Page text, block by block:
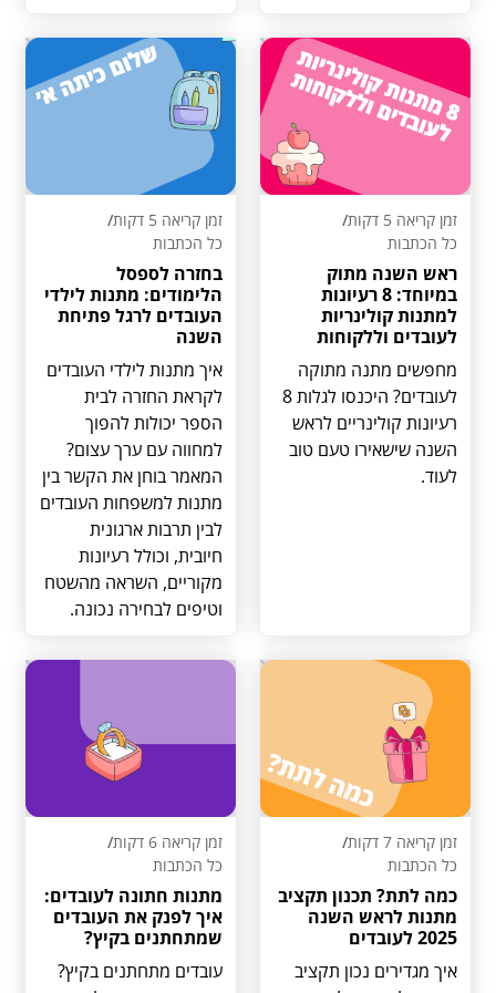
זמן קריאה 5 דקות
/
כל הכתבות
ראש השנה מתוק
במיוחד: 8 רעיונות
למתנות קולינריות
לעובדים וללקוחות
מחפשים מתנה מתוקה
לעובדים? היכנסו לגלות 8
רעיונות קולינריים לראש
השנה שישאירו טעם טוב
לעוד.
זמן קריאה 5 דקות
/
כל הכתבות
בחזרה לספסל
הלימודים: מתנות לילדי
העובדים לרגל פתיחת
השנה
איך מתנות לילדי העובדים
לקראת החזרה לבית
הספר יכולות להפוך
למחווה עם ערך עצום?
המאמר בוחן את הקשר בין
מתנות למשפחות העובדים
לבין תרבות ארגונית
חיובית, וכולל רעיונות
מקוריים, השראה מהשטח
וטיפים לבחירה נכונה.
זמן קריאה 7 דקות
/
כל הכתבות
כמה לתת? תכנון תקציב
מתנות לראש השנה
2025 לעובדים
איך מגדירים נכון תקציב
זמן קריאה 6 דקות
/
כל הכתבות
מתנות חתונה לעובדים:
איך לפנק את העובדים
שמתחתנים בקיץ?
עובדים מתחתנים בקיץ?